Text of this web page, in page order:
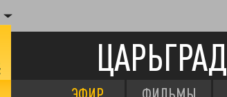
ЦАРЬГРАД